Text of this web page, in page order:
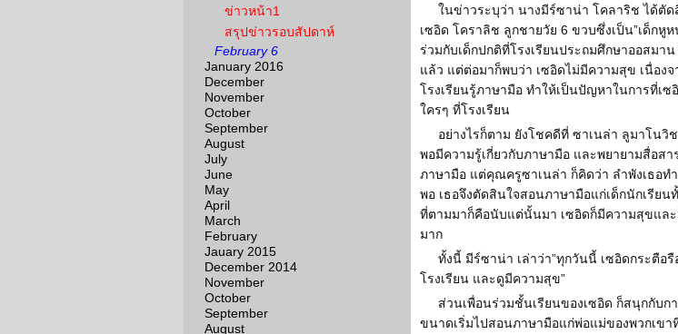
ข่าวหน้า1
สรุปข่าวรอบสัปดาห์
February 6
January 2016
December
November
October
September
August
July
June
May
April
March
February
Jauary 2015
December 2014
November
October
September
August
ในข่าวระบุว่า นางมีร์ซาน่า โคลาริช ได้ตัด
เซอิด โคราลิช ลูกชายวัย 6 ขวบซึ่งเป็น”เด็กหูห
ร่วมกับเด็กปกติที่โรงเรียนประถมศึกษาออสมา
แล้ว แต่ต่อมาก็พบว่า เซอิดไม่มีความสุข เนื่องจ
โรงเรียนรู้ภาษามือ ทำให้เป็นปัญหาในการที่เซ
ใครๆ ที่โรงเรียน
อย่างไรก็ตาม ยังโชคดีที่ ซาเนล่า ลูมาโน
พอมีความรู้เกี่ยวกับภาษามือ และพยายามสื่อสา
ภาษามือ แต่คุณครูซาเนล่า ก็คิดว่า ลำพังเธอทำ
พอ เธอจึงตัดสินใจสอนภาษามือแก่เด็กนักเรียน
ที่ตามมาก็คือนับแต่นั้นมา เซอิดก็มีความสุขแล
มาก
ทั้งนี้ มีร์ซาน่า เล่าว่า”ทุกวันนี้ เซอิดกระตือรื
โรงเรียน และดูมีความสุข”
ส่วนเพื่อนร่วมชั้นเรียนของเซอิด ก็สนุกกับก
ขนาดเริ่มไปสอนภาษามือแก่พ่อแม่ของพวกเขา